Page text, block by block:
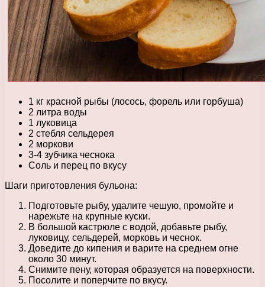
1 кг красной рыбы (лосось, форель или горбуша)
2 литра воды
1 луковица
2 стебля сельдерея
2 моркови
3-4 зубчика чеснока
Соль и перец по вкусу
Шаги приготовления бульона:
Подготовьте рыбу, удалите чешую, промойте и
нарежьте на крупные куски.
В большой кастрюле с водой, добавьте рыбу,
луковицу, сельдерей, морковь и чеснок.
Доведите до кипения и варите на среднем огне
около 30 минут.
Снимите пену, которая образуется на поверхности.
Посолите и поперчите по вкусу.